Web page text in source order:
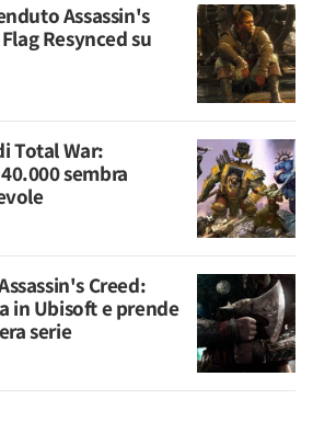
Assassin's
Resynced su
Total War:
sembra
Creed:
in Ubisoft e prende
serie